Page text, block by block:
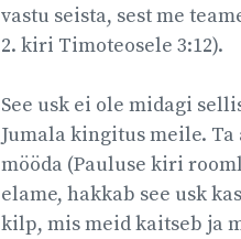
vastu seista, sest me
2. kiri Timoteosele 3:12).
See usk ei ole midagi
Jumala kingitus meile.
mööda (Pauluse kiri
elame, hakkab see usk
kilp, mis meid kaitseb ja